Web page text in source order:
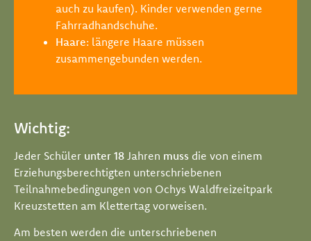
auch zu kaufen). Kinder verwenden gerne
Fahrradhandschuhe.
Haare: längere Haare müssen
zusammengebunden werden.
Wichtig:
Jeder Schüler unter 18 Jahren muss die von einem
Erziehungsberechtigten unterschriebenen
Teilnahmebedingungen von Ochys Waldfreizeitpark
Kreuzstetten am Klettertag vorweisen.
Am besten werden die unterschriebenen